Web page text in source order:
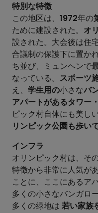
特別な特徴
この地区は、 1972年の
ために建設された。 オ
設された。大会後は住
合議制の保護下に置か
ち並び、ミュンヘンで
なっている。 スポーツ
え、 学生用の小さなバ
アパートがあるタワー
ピック村自体にも美し
リンピック公園も歩い
インフラ
オリンピック村は、そ
特徴から非常に人気が
ことに、ここにあるア
多くの小さなバンガロ
多くの緑地は 若い家族